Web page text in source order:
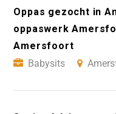
Oppas gezocht in
oppaswerk
Amersfoort
Babysits